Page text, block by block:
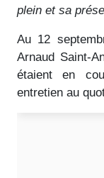
plein et sa
Au 12
Arnaud Saint-
étaient en
entretien au